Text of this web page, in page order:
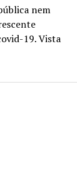
nem
19. Vista